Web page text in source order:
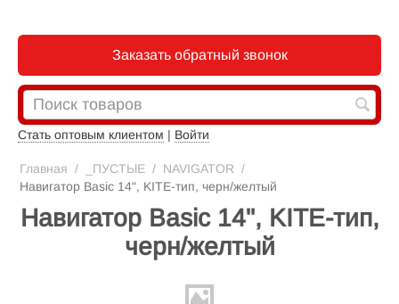
Заказать обратный звонок
Стать оптовым клиентом | Войти
Главная / _ПУСТЫЕ / NAVIGATOR /
Навигатор Basic 14", KITE-тип, черн/желтый
Навигатор Basic 14", KITE-тип,
черн/желтый